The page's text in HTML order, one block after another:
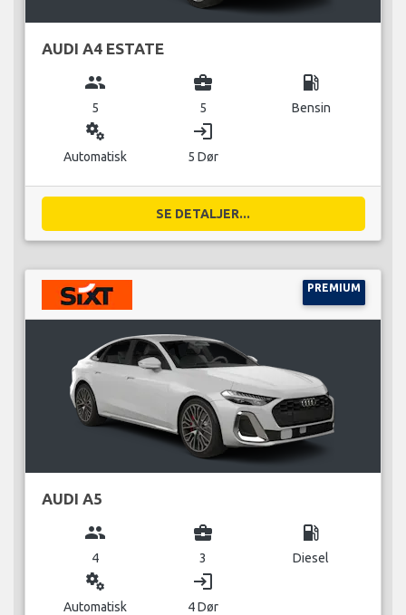
AUDI A4 ESTATE
group
5
business_center
5
local_gas_station
Bensin
miscellaneous_services
Automatisk
login
5 Dør
SE DETALJER...
PREMIUM
AUDI A5
group
4
business_center
3
local_gas_station
Diesel
miscellaneous_services
Automatisk
login
4 Dør